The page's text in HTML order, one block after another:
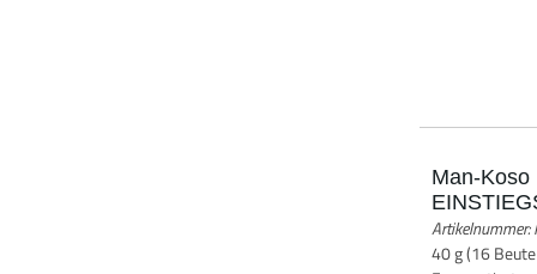
Man-Koso
40 g (16